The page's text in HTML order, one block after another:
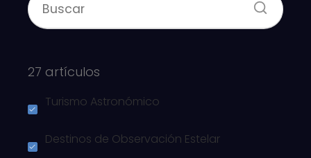
27 artículos
Turismo Astronómico
Destinos de Observación Estelar